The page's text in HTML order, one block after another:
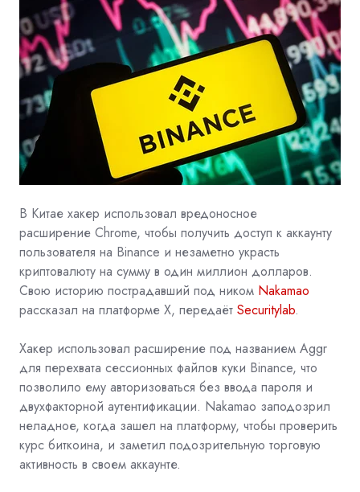
В Китае хакер использовал вредоносное
расширение Chrome, чтобы получить доступ к аккаунту
пользователя на Binance и незаметно украсть
криптовалюту на сумму в один миллион долларов.
Свою историю пострадавший под ником Nakamao
рассказал на платформе X, передаёт Securitylab.
Хакер использовал расширение под названием Aggr
для перехвата сессионных файлов куки Binance, что
позволило ему авторизоваться без ввода пароля и
двухфакторной аутентификации. Nakamao заподозрил
неладное, когда зашел на платформу, чтобы проверить
курс биткоина, и заметил подозрительную торговую
активность в своем аккаунте.